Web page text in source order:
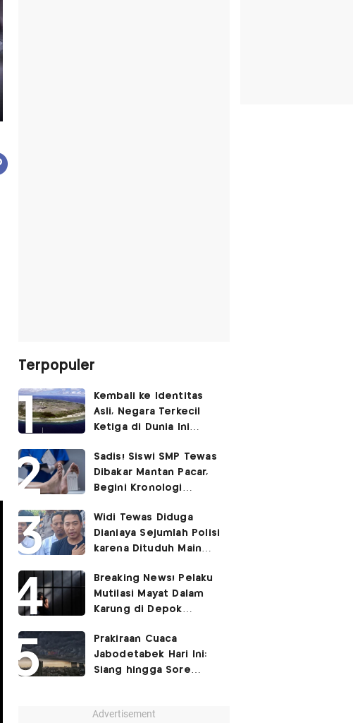
Terpopuler
Kembali ke Identitas
Asli, Negara Terkecil
Ketiga di Dunia Ini
Nama
Sadis! Siswi SMP Tewas
Dibakar Mantan Pacar,
Begini Kronologi
Widi Tewas Diduga
Dianiaya Sejumlah Polisi
karena Dituduh Main
Breaking News! Pelaku
Mutilasi Mayat Dalam
Karung di Depok
Prakiraan Cuaca
Jabodetabek Hari Ini:
Siang hingga Sore
Advertisement